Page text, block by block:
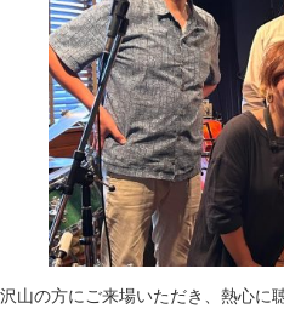
沢山の方にご来場いただき、熱心に